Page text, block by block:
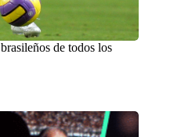
de todos los